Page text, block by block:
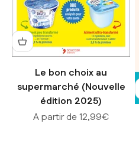
Le bon choix au
supermarché (Nouvelle
édition 2025)
Prix de vente
A partir de 12,99€